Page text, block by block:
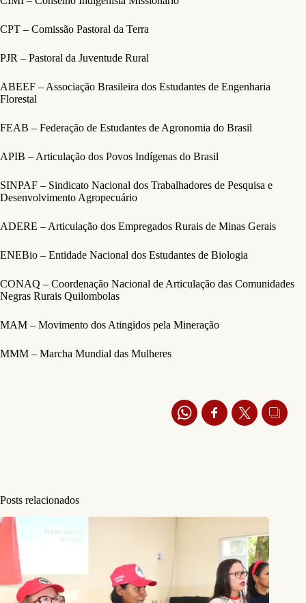
CPT – Comissão Pastoral da Terra
PJR – Pastoral da Juventude Rural
ABEEF – Associação Brasileira dos Estudantes de Engenharia
Florestal
FEAB – Federação de Estudantes de Agronomia do Brasil
APIB – Articulação dos Povos Indígenas do Brasil
SINPAF – Sindicato Nacional dos Trabalhadores de Pesquisa e
Desenvolvimento Agropecuário
ADERE – Articulação dos Empregados Rurais de Minas Gerais
ENEBio – Entidade Nacional dos Estudantes de Biologia
CONAQ – Coordenação Nacional de Articulação das Comunidades
Negras Rurais Quilombolas
MAM – Movimento dos Atingidos pela Mineração
MMM – Marcha Mundial das Mulheres
Posts relacionados